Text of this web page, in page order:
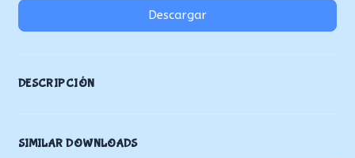
Descargar
DESCRIPCIÓN
SIMILAR DOWNLOADS